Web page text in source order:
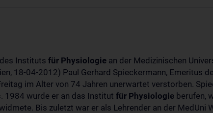
Instituts für Physiologie an der Medizinischen
18-04-2012) Paul Gerhard Spieckermann, Emeritus
im Alter von 74 Jahren unerwartet verstorben.
1984 wurde er an das Institut für Physiologie berufen,
Bis zuletzt war er als Lehrender an der MedUni